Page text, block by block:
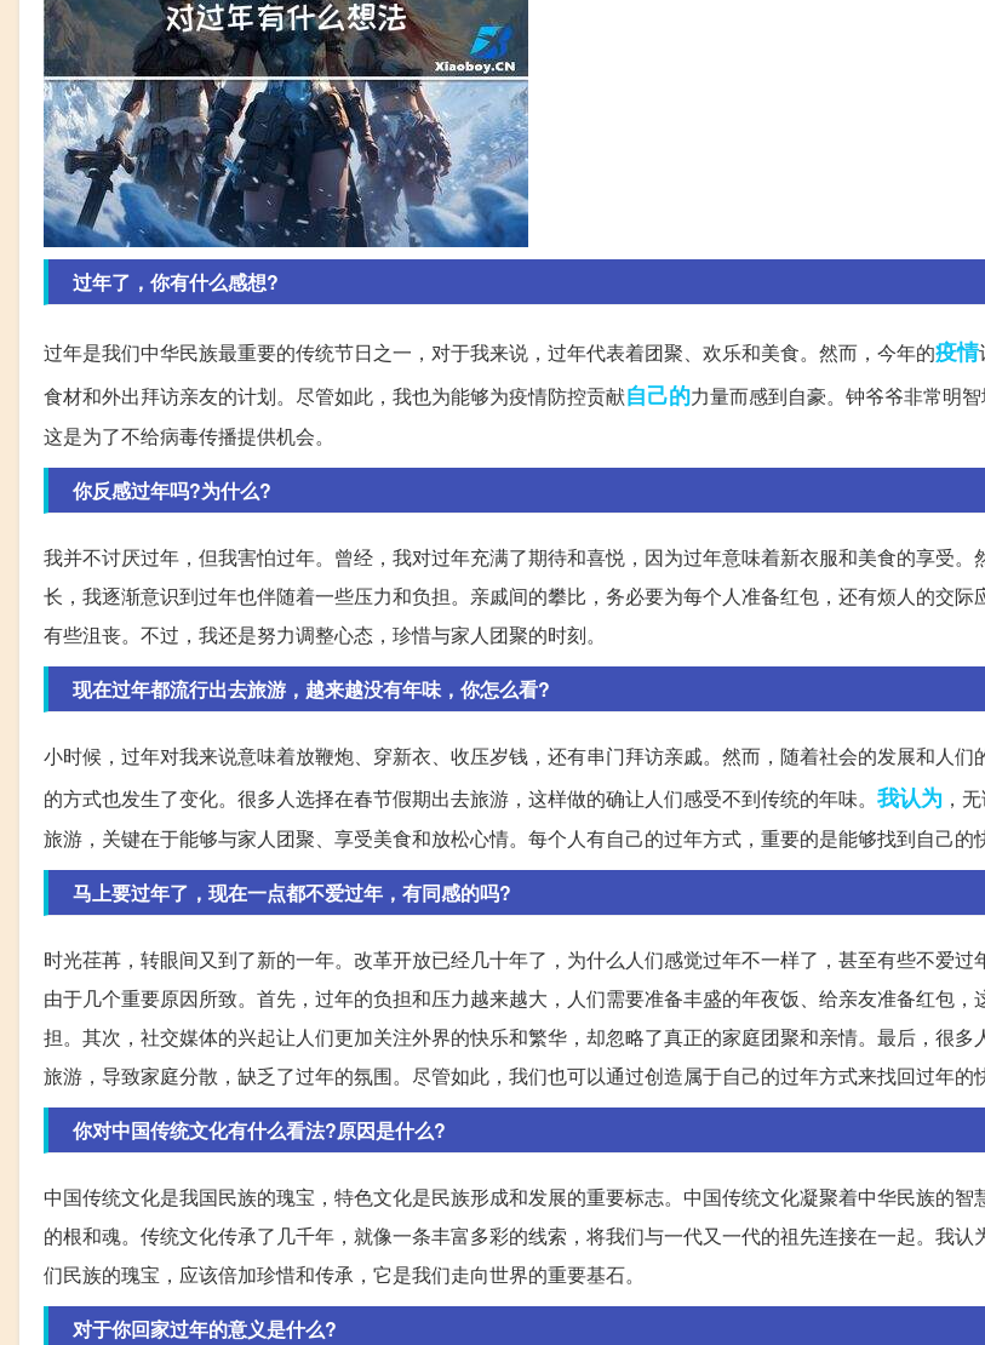
过年了，你有什么感想?
过年是我们中华民族最重要的传统节日之一，对于我来说，过年代表着团聚、欢乐和美食。然而，今年的疫情
食材和外出拜访亲友的计划。尽管如此，我也为能够为疫情防控贡献自己的力量而感到自豪。钟爷爷非常明
这是为了不给病毒传播提供机会。
你反感过年吗?为什么?
我并不讨厌过年，但我害怕过年。曾经，我对过年充满了期待和喜悦，因为过年意味着新衣服和美食的享受。
长，我逐渐意识到过年也伴随着一些压力和负担。亲戚间的攀比，务必要为每个人准备红包，还有烦人的交际
有些沮丧。不过，我还是努力调整心态，珍惜与家人团聚的时刻。
现在过年都流行出去旅游，越来越没有年味，你怎么看?
小时候，过年对我来说意味着放鞭炮、穿新衣、收压岁钱，还有串门拜访亲戚。然而，随着社会的发展和人们
的方式也发生了变化。很多人选择在春节假期出去旅游，这样做的确让人们感受不到传统的年味。 我认为 ，
旅游，关键在于能够与家人团聚、享受美食和放松心情。每个人有自己的过年方式，重要的是能够找到自己的
马上要过年了，现在一点都不爱过年，有同感的吗?
时光荏苒，转眼间又到了新的一年。改革开放已经几十年了，为什么人们感觉过年不一样了，甚至有些不爱过
由于几个重要原因所致。首先，过年的负担和压力越来越大，人们需要准备丰盛的年夜饭、给亲友准备红包，
担。其次，社交媒体的兴起让人们更加关注外界的快乐和繁华，却忽略了真正的家庭团聚和亲情。最后，很多
旅游，导致家庭分散，缺乏了过年的氛围。尽管如此，我们也可以通过创造属于自己的过年方式来找回过年的
你对中国传统文化有什么看法?原因是什么?
中国传统文化是我国民族的瑰宝，特色文化是民族形成和发展的重要标志。中国传统文化凝聚着中华民族的智
的根和魂。传统文化传承了几千年，就像一条丰富多彩的线索，将我们与一代又一代的祖先连接在一起。我认
们民族的瑰宝，应该倍加珍惜和传承，它是我们走向世界的重要基石。
对于你回家过年的意义是什么?